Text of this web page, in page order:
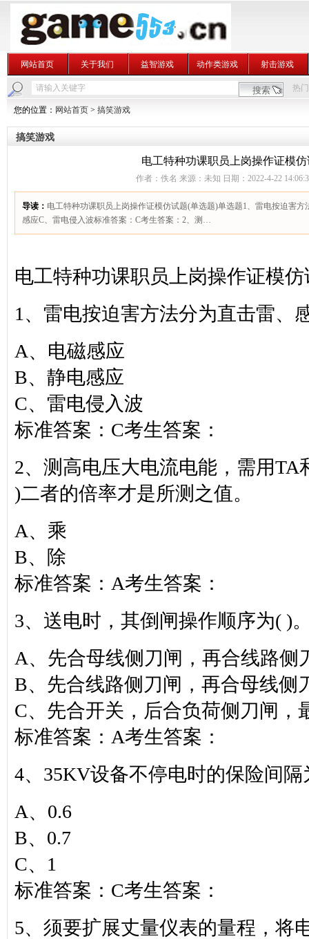
网站首页 关于我们 益智游戏 动作类游戏 射击游戏
热
您的位置： 网站首页 > 搞笑游戏
搞笑游戏
电工特种功课职员上岗操作证模
作者：佚名 来源：未知 日期：2022-4-22
导读： 电工特种功课职员上岗操作证模仿试题(单选题)单选题1、雷电按迫害
感应C、雷电侵入波标准答案：C考生答案：2、测…
电工特种功课职员上岗操作证模
1、雷电按迫害方法分为直击雷、
A、电磁感应
B、静电感应
C、雷电侵入波
标准答案：C考生答案：
2、测高电压大电流电能，需用TA
)二者的倍率才是所测之值。
A、乘
B、除
标准答案：A考生答案：
3、送电时，其倒闸操作顺序为( )
A、先合母线侧刀闸，再合线路侧
B、先合线路侧刀闸，再合母线侧
C、先合开关，后合负荷侧刀闸，
标准答案：A考生答案：
4、35KV设备不停电时的保险间隔
A、0.6
B、0.7
C、1
标准答案：C考生答案：
5、须要扩展丈量仪表的量程，将